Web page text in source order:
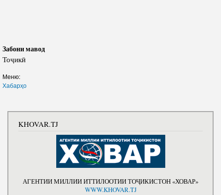
Забони мавод
Тоҷикӣ
Меню:
Хабарҳо
KHOVAR.TJ
АГЕНТИИ МИЛЛИИ ИТТИЛООТИИ ТОҶИКИСТОН «ХОВАР»
WWW.KHOVAR.TJ